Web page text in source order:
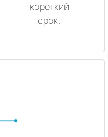
короткий
срок.